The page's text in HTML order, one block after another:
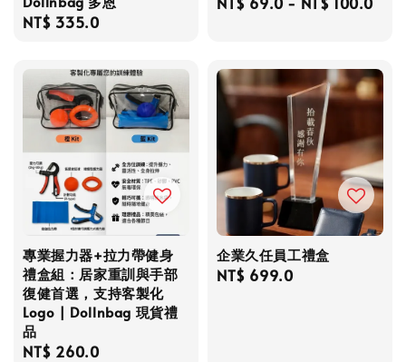
Regular
NT$ 335.0
專業握力器+拉力帶健身
禮盒組：居家重訓與手部
復健首選，支持客製化
Logo | Dollnbag 現貨禮
品
Regular
NT$ 260.0
企業久任員工禮盒
Regular
NT$ 699.0